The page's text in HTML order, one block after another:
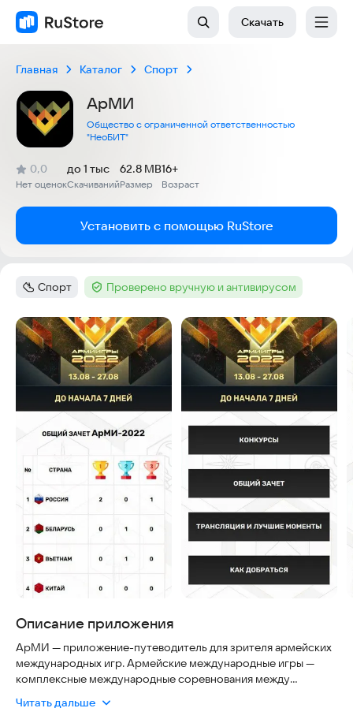
Скачать
Главная Каталог Спорт
АрМИ
Общество с ограниченной ответственностью
"НеоБИТ"
Рейтинг:
0,0
(
Нет оценок
)
Скачиваний
до 1 тыс
Размер
62.8 MB
Возраст
16+
Установить с помощью RuStore
Категория
Спорт Тег :Проверено вручную и антивирусом
Скриншоты
Описание приложения
АрМИ — приложение-путеводитель для зрителя армейских
международных игр. Армейские международные игры —
комплексные международные соревнования между
Читать дальше